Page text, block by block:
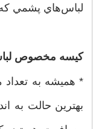
لباس‌هاي پشمي
کیسه مخصوص
* هميشه به تعداد
بهترين حالت به